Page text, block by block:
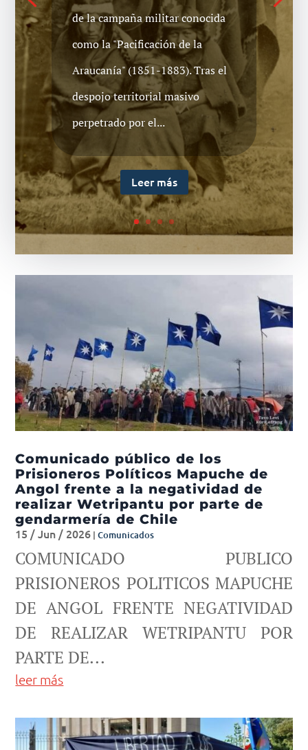
de la campaña militar conocida
como la "Pacificación de la
Araucanía" (1851-1883). Tras el
despojo territorial masivo
perpetrado por el...
Leer más
contingente policial y militar
irrumpió en la comunidad
Koyam Mapu, camino a
Curacautin procediendo a allanar
y destruir varias viviendas. Hasta
el momento se maneja
información de 2 personas
detenidas...
Comunicado público de los
Prisioneros Políticos Mapuche de
Angol frente a la negatividad de
realizar Wetripantu por parte de
gendarmería de Chile
15 / Jun / 2026 |Comunicados
COMUNICADO PUBLICO
PRISIONEROS POLITICOS MAPUCHE
DE ANGOL FRENTE NEGATIVIDAD
DE REALIZAR WETRIPANTU POR
PARTE DE...
leer más